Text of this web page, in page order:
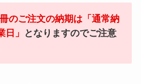
のご注文の納期は「通常納
日」
となりますのでご注意